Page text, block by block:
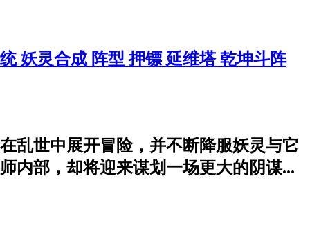
妖灵合成 阵型押镖 延维塔乾坤斗阵
乱世中展开冒险，并不断降服妖灵与它
内部，却将迎来谋划一场更大的阴谋...